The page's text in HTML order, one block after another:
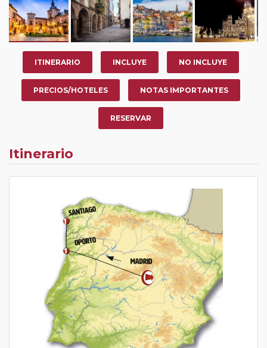
ITINERARIO INCLUYE NO INCLUYE
PRECIOS/HOTELES NOTAS IMPORTANTES
RESERVAR
Itinerario